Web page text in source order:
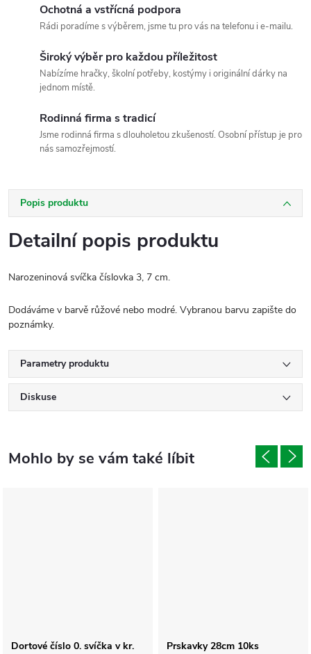
Ochotná a vstřícná podpora
Rádi poradíme s výběrem, jsme tu pro vás na telefonu i e-mailu.
Široký výběr pro každou příležitost
Nabízíme hračky, školní potřeby, kostýmy i originální dárky na
jednom místě.
Rodinná firma s tradicí
Jsme rodinná firma s dlouholetou zkušeností. Osobní přístup je pro
nás samozřejmostí.
Popis produktu
Detailní popis produktu
Narozeninová svíčka číslovka 3, 7 cm.
Dodáváme v barvě růžové nebo modré. Vybranou barvu zapište do
poznámky.
Parametry produktu
Diskuse
Dortové číslo 0. svíčka v kr. Prskavky 28cm 10ks